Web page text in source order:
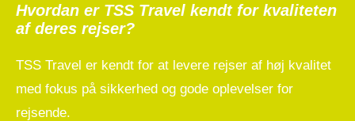
Hvordan er TSS Travel kendt for kvaliteten
af deres rejser?
TSS Travel er kendt for at levere rejser af høj kvalitet
med fokus på sikkerhed og gode oplevelser for
rejsende.